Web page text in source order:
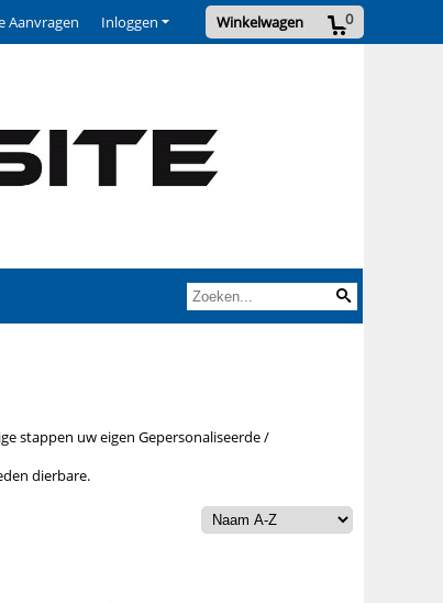
Winkelwagen 0
Inloggen
Aanvragen
stappen uw eigen Gepersonaliseerde /
dierbare.